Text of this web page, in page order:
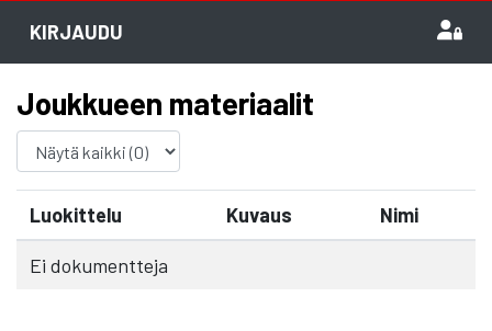
KIRJAUDU
Joukkueen materiaalit
Luokittelu Kuvaus Nimi
Ei dokumentteja